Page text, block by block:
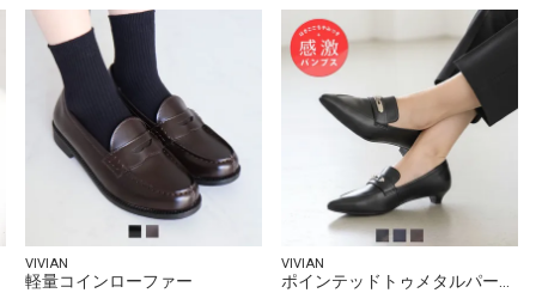
VIVIAN
軽量コインローファー
VIVIAN